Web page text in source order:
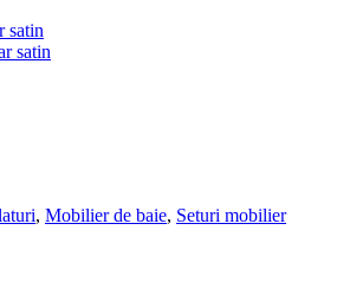
satin
satin
, Mobilier de baie, Seturi mobilier